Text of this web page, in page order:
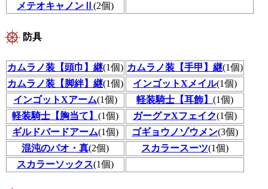
メテオキャノンⅡ (2個)
防具
カムラノ装【頭巾】継(1個) カムラノ装【手甲】継(1個)
カムラノ装【脚絆】継(1個) インゴットXメイル(1個)
インゴットXアーム(1個) 軽装騎士【耳飾】 (1個)
軽装騎士【胸当て】 (1個) ガーグァXフェイク(1個)
ギルドバードアーム(1個) ゴギョウノゾウメン(3個)
混沌のパオ・真(2個) スカラースーツ(1個)
スカラーソックス(1個)